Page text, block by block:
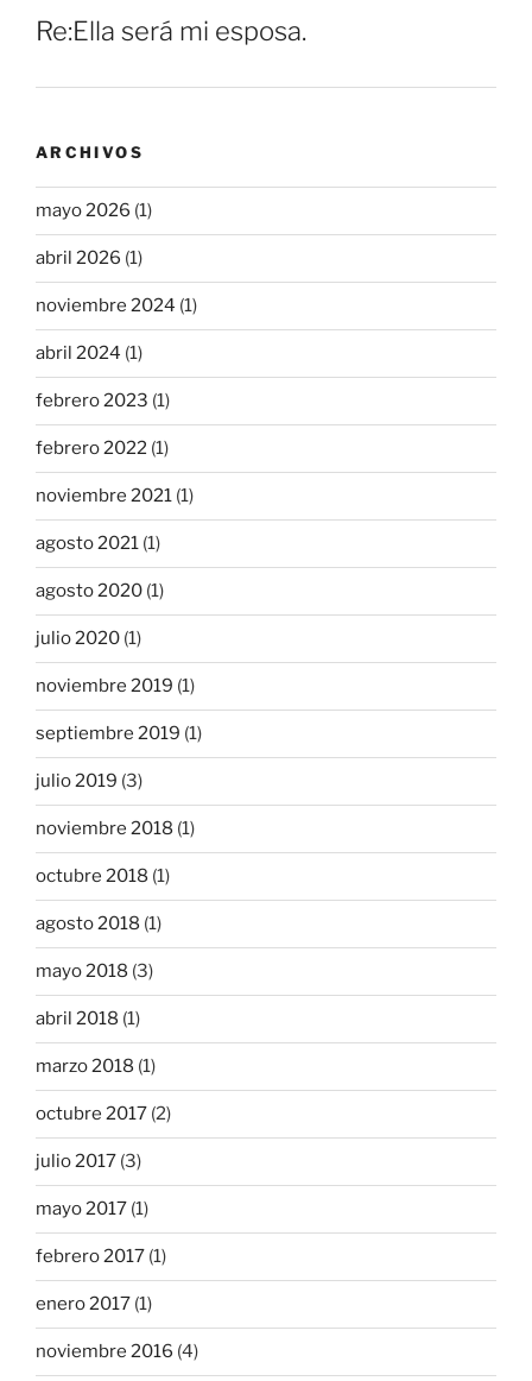
Re:Ella será mi esposa.
ARCHIVOS
mayo 2026 (1)
abril 2026 (1)
noviembre 2024 (1)
abril 2024 (1)
febrero 2023 (1)
febrero 2022 (1)
noviembre 2021 (1)
agosto 2021 (1)
agosto 2020 (1)
julio 2020 (1)
noviembre 2019 (1)
septiembre 2019 (1)
julio 2019 (3)
noviembre 2018 (1)
octubre 2018 (1)
agosto 2018 (1)
mayo 2018 (3)
abril 2018 (1)
marzo 2018 (1)
octubre 2017 (2)
julio 2017 (3)
mayo 2017 (1)
febrero 2017 (1)
enero 2017 (1)
noviembre 2016 (4)